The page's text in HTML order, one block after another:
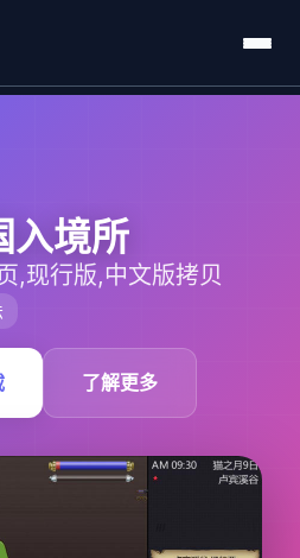
入境所
,现行版,中文版拷贝
了解更多